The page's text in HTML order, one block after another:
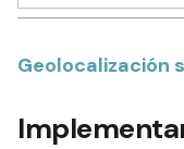
Geolocalización